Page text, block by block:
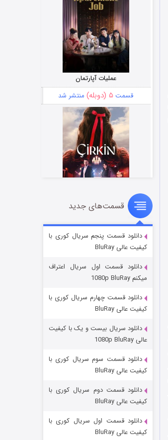
عملیات آپارتمان
قسمت ۵ (دوبله) منتشر شد
سریال زشت
قسمت۲ (زیرنویس) منتشر شد
مردگان متحرک: شهر مرده ۳
قسمت‌های جدید
دانلود قسمت پنجم سریال کوری با
کیفیت عالی BluRay
دانلود قسمت اول سریال اعتراف
میکنم 1080p BluRay
دانلود قسمت چهارم سریال کوری با
کیفیت عالی BluRay
دانلود سریال بیست و یک با کیفیت
عالی 1080p BluRay
دانلود قسمت سوم سریال کوری با
کیفیت عالی BluRay
دانلود قسمت دوم سریال کوری با
کیفیت عالی BluRay
دانلود قسمت اول سریال کوری با
کیفیت عالی BluRay